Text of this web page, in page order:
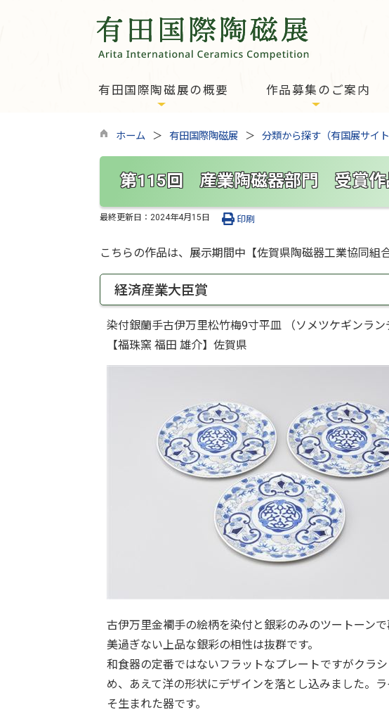
有田国際陶磁展の概要 作品募集のご案内
ホーム 有田国際陶磁展 分類から探す（有国展サイト
第115回 産業陶磁器部門 受賞作
最終更新日： 2024年4月15日 印刷
こちらの作品は、展示期間中【佐賀県陶磁器工業協同組
経済産業大臣賞
染付銀蘭手古伊万里松竹梅9寸平皿 （ソメツケギンラ
【福珠窯 福田 雄介】佐賀県
古伊万里金襴手の絵柄を染付と銀彩のみのツートーン
美過ぎない上品な銀彩の相性は抜群です。
和食器の定番ではないフラットなプレートですがクラ
め、あえて洋の形状にデザインを落とし込みました。
そ生まれた器です。